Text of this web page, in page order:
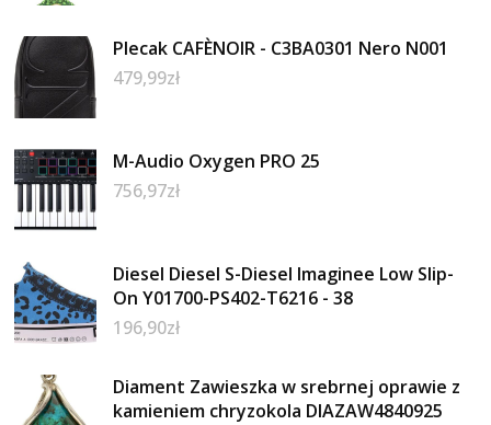
Plecak CAFÈNOIR - C3BA0301 Nero N001
479,99zł
M-Audio Oxygen PRO 25
756,97zł
Diesel Diesel S-Diesel Imaginee Low Slip-
On Y01700-PS402-T6216 - 38
196,90zł
Diament Zawieszka w srebrnej oprawie z
kamieniem chryzokola DIAZAW4840925